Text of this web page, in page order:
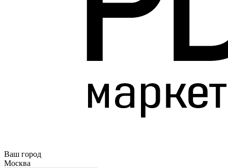
Ваш город
Москва